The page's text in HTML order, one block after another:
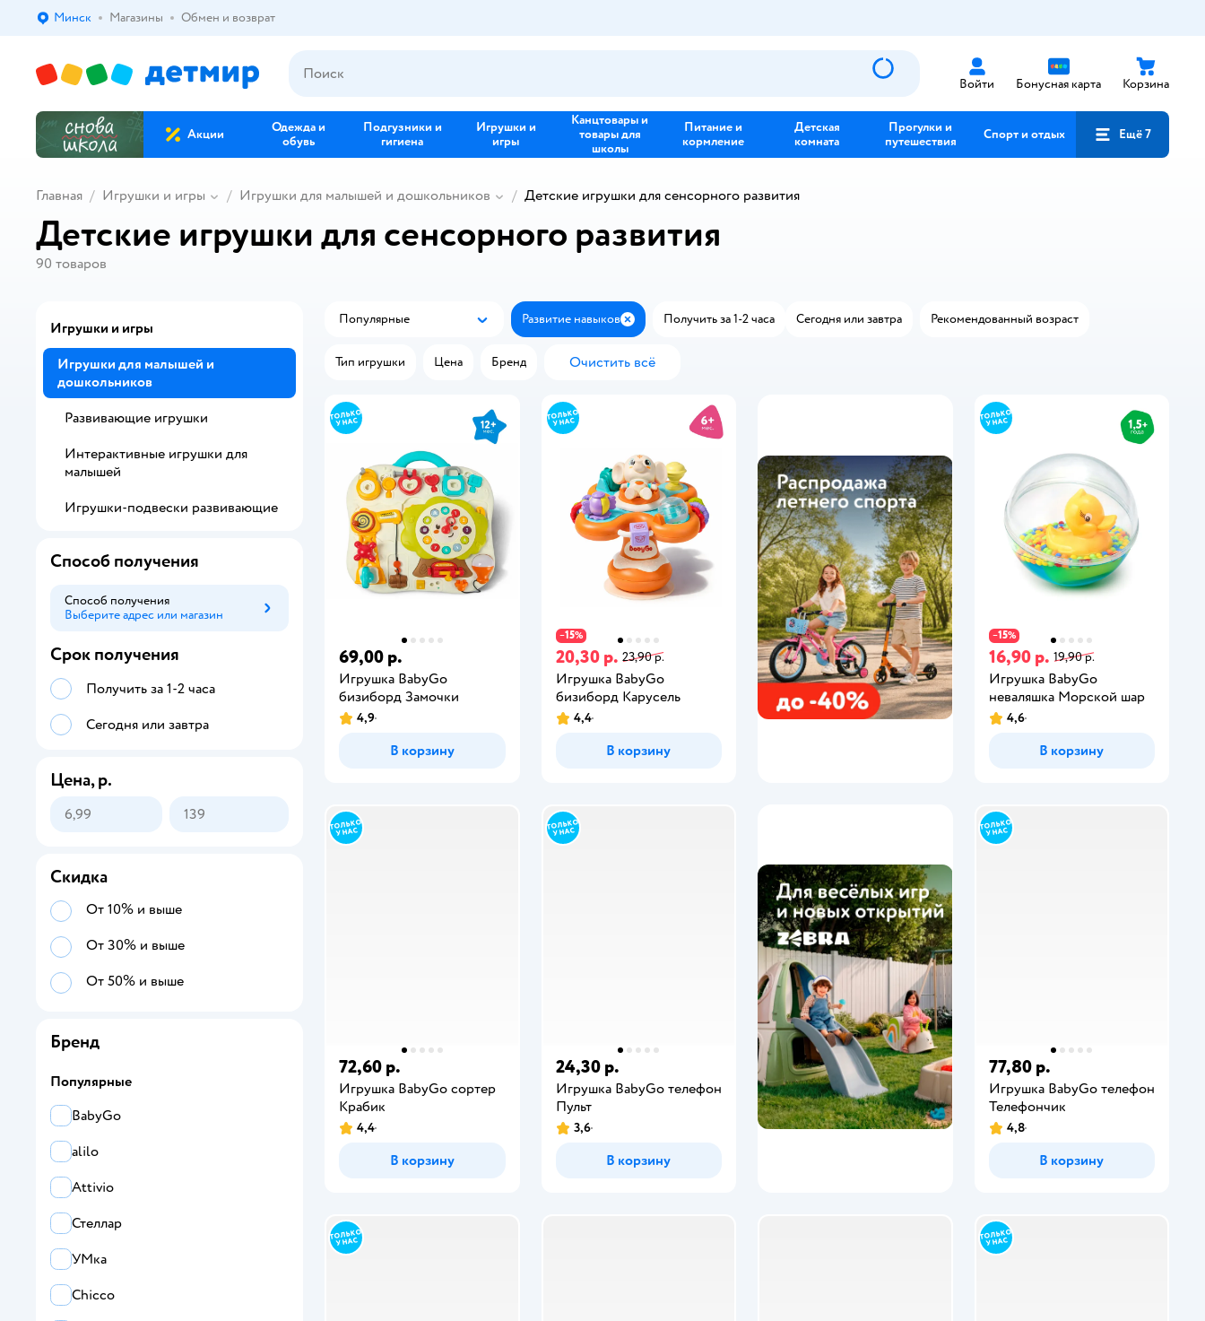
Выбор адреса доставки.
Минск Магазины Обмен и возврат
Войти Бонусная карта Корзина
Акции
Одежда и
обувь
Подгузники и
гигиена
Игрушки и
игры
Канцтовары и
товары для
школы
Питание и
кормление
Детская
комната
Прогулки и
путешествия
Спорт и отдых Ещё 7
Главная Игрушки и игры Игрушки для малышей и дошкольников Детские игрушки для сенсорного развития
Детские игрушки для сенсорного развития
90 товаров
Популярные
Популярные Развитие навыков ЗакрытьПолучить за 1-2 часа Сегодня или завтра Рекомендованный возраст
Тип игрушки Цена Бренд Очистить всё
69,00 р.
Игрушка BabyGo
бизиборд Замочки
4,9
В корзину
−15%
20,30 р. 23,90 р.
Игрушка BabyGo
бизиборд Карусель
4,4
В корзину
−15%
16,90 р. 19,90 р.
Игрушка BabyGo
неваляшка Морской шар
4,6
В корзину
72,60 р.
Игрушка BabyGo сортер
Крабик
4,4
В корзину
24,30 р.
Игрушка BabyGo телефон
Пульт
3,6
В корзину
77,80 р.
Игрушка BabyGo телефон
Телефончик
4,8
В корзину
Игрушки и игры
Игрушки для малышей и
дошкольников
Развивающие игрушки
Интерактивные игрушки для
малышей
Игрушки-подвески развивающие
Способ получения
Способ получения
Выберите адрес или магазин
Способ получения
Срок получения
Получить за 1-2 часа
Сегодня или завтра
Цена, р.
Скидка
От 10% и выше
От 30% и выше
От 50% и выше
Бренд
Популярные
BabyGo
alilo
Attivio
Стеллар
УМка
Chicco